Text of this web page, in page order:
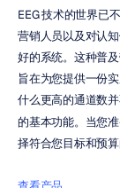
EEG 技术的世界已
营销人员以及对认
好的系统。这种普
旨在为您提供一份
什么更高的通道数
的基本功能。当您
择符合您目标和预算